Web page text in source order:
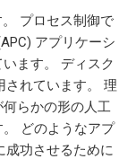
プロセス制御で
アプリケーシ
ます。 ディスク
されています。 理
らかの形の人工
どのようなアプ
成功させるために